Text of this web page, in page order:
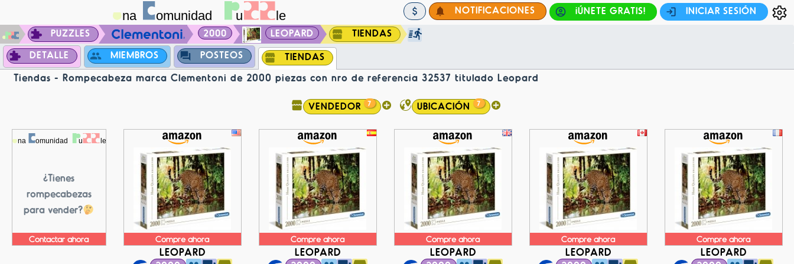
NOTIFICACIONES ¡ÚNETE GRATIS!
INICIAR SESIÓN
PUZZLES
2000 LEOPARD
TIENDAS
DETALLE
MIEMBROS POSTEOS TIENDAS
Tiendas - Rompecabeza marca Clementoni de 2000 piezas con nro de referencia 32537 titulado Leopard
VENDEDOR 7 UBICACIÓN 7
¿Tienes
rompecabezas
para vender?
Contactar ahora Compre ahora
LEOPARD
Compre ahora
LEOPARD
Compre ahora
LEOPARD
Compre ahora
LEOPARD
Compre ahora
LEOPARD